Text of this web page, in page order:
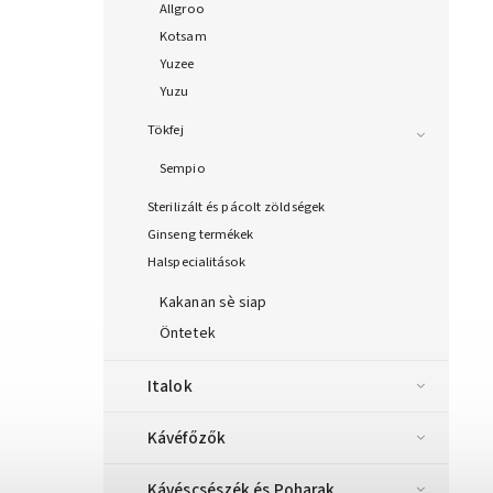
Allgroo
Kotsam
Yuzee
Yuzu
Tökfej
Sempio
Sterilizált és pácolt zöldségek
Ginseng termékek
Halspecialitások
Kakanan sè siap
Öntetek
Italok
Kávéfőzők